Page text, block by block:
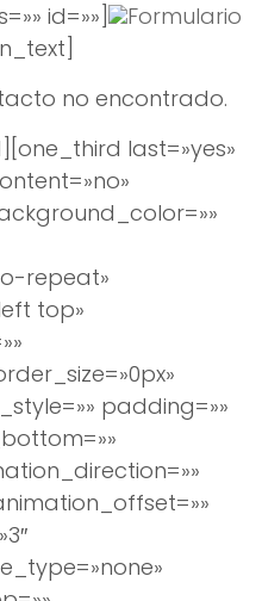
id=»»]
Formulario
no encontrado.
last=»yes»
repeat»
top»
padding=»»